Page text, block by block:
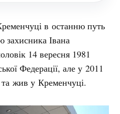
в останню путь
захисника Івана
14 вересня 1981
Федерації, але у 2011
та жив у Кременчуці.